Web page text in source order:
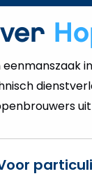
eenmanszaak